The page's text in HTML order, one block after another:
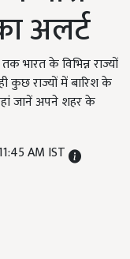
अलर्ट
भारत के विभिन्न राज्यों
कुछ राज्यों में बारिश के
जानें अपने शहर के
AM IST